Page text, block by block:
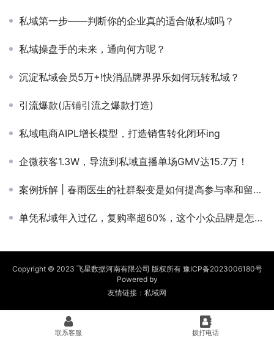
私域第一步——判断你的企业真的适合做私域吗？
私域操盘手的未来，通向何方呢？
沉淀私域会员5万+!快消品牌界界乐如何玩转私域？
引流爆款(店铺引流之爆款打造)
私域电商AIPL增长模型，打造销售转化闭环ing
企微获客1.3W，导流到私域直播单场GMV达15.7万！
案例拆解 | 春雨医生的社群裂变是如何提高参与率和留存率的
单凭私域年入过亿，复购率超60%，这个小众品牌是怎么做的？
Copyright © 2023 飞星数据河南有限公司 版权所有 豫ICP备2023006180号
Powered by
友情链接： 私域网
联系客服 拨打电话